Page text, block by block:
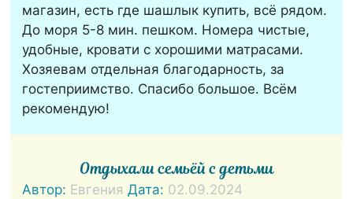
магазин, есть где шашлык купить, всё рядом.
До моря 5-8 мин. пешком. Номера чистые,
удобные, кровати с хорошими матрасами.
Хозяевам отдельная благодарность, за
гостеприимство. Спасибо большое. Всём
рекомендую!
Отдыхали семьёй с детьми
Автор: Евгения Дата: 02.09.2024